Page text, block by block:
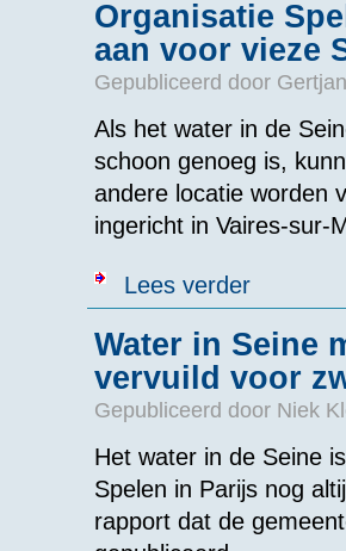
Organisatie
aan voor vieze
Gepubliceerd door
Als het water in de
schoon genoeg is,
andere locatie worden
ingericht in Vaires-sur-
Lees verderover
Water in Seine
vervuild voor
Gepubliceerd door Niek
Het water in de Seine
Spelen in Parijs nog
rapport dat de